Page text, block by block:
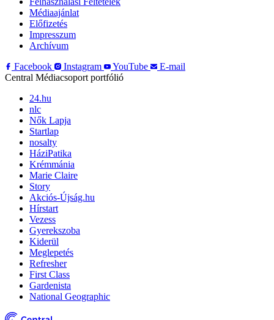
Médiaajánlat
Előfizetés
Impresszum
Archívum
Facebook
Instagram YouTube
E-mail
Central Médiacsoport portfólió
24.hu
nlc
Nők Lapja
Startlap
nosalty
HáziPatika
Krémmánia
Marie Claire
Story
Akciós-Újság.hu
Hírstart
Vezess
Gyerekszoba
Kiderül
Meglepetés
Refresher
First Class
Gardenista
National Geographic